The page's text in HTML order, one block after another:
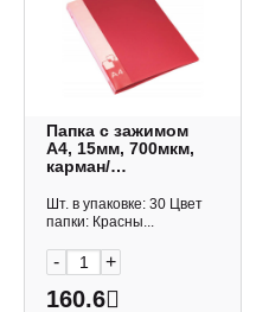
Папка с зажимом
А4, 15мм, 700мкм,
карман/
красный PZ07CRED
Бюрократ
Шт. в упаковке: 30 Цвет
папки: Красны...
- +
160.6